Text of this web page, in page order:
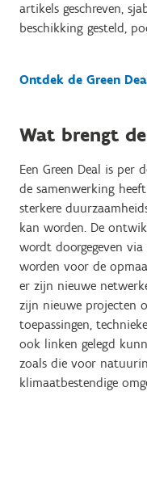
artikels geschreven,
beschikking gesteld,
Ontdek de Green
Wat brengt
Een Green Deal is
de samenwerking
sterkere
kan worden. De
wordt doorgegeven
worden voor de
er zijn nieuwe
zijn nieuwe projecten
toepassingen,
ook linken gelegd
zoals die voor
klimaatbestendige